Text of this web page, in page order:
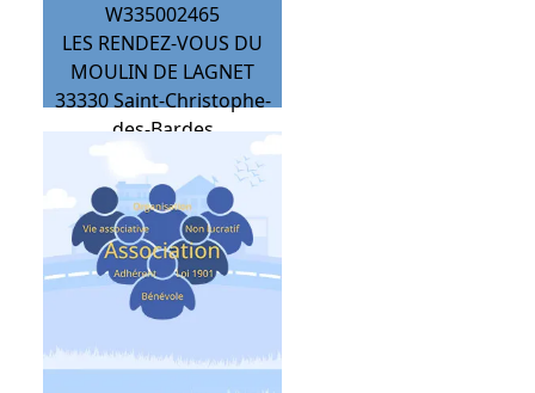
W335002465
LES RENDEZ-VOUS DU
MOULIN DE LAGNET
33330 Saint-Christophe-
des-Bardes